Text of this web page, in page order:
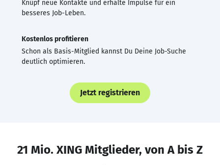
Knüpf neue Kontakte und erhalte Impulse für ein
besseres Job-Leben.
Kostenlos profitieren
Schon als Basis-Mitglied kannst Du Deine Job-Suche
deutlich optimieren.
Jetzt registrieren
21 Mio. XING Mitglieder, von A bis Z